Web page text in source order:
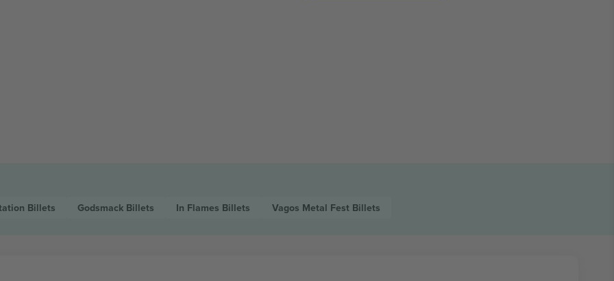
Billets Godsmack Billets In Flames Billets Vagos Metal Fest Billets